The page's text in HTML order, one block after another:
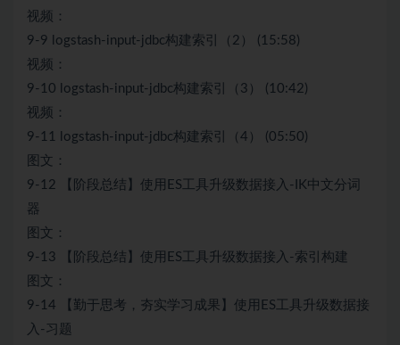
视频：
9-9 logstash-input-jdbc构建索引（2） (15:58)
视频：
9-10 logstash-input-jdbc构建索引（3） (10:42)
视频：
9-11 logstash-input-jdbc构建索引（4） (05:50)
图文：
9-12 【阶段总结】使用ES工具升级数据接入-IK中文分词
器
图文：
9-13 【阶段总结】使用ES工具升级数据接入-索引构建
图文：
9-14 【勤于思考，夯实学习成果】使用ES工具升级数据接
入-习题